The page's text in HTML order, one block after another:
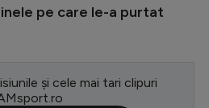
Leaguepe care le-a purtat
și cele mai tari clipuri